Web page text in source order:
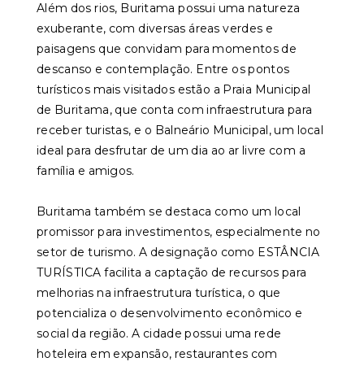
Além dos rios, Buritama possui uma natureza
exuberante, com diversas áreas verdes e
paisagens que convidam para momentos de
descanso e contemplação. Entre os pontos
turísticos mais visitados estão a Praia Municipal
de Buritama, que conta com infraestrutura para
receber turistas, e o Balneário Municipal, um local
ideal para desfrutar de um dia ao ar livre com a
família e amigos.
Buritama também se destaca como um local
promissor para investimentos, especialmente no
setor de turismo. A designação como ESTÂNCIA
TURÍSTICA facilita a captação de recursos para
melhorias na infraestrutura turística, o que
potencializa o desenvolvimento econômico e
social da região. A cidade possui uma rede
hoteleira em expansão, restaurantes com